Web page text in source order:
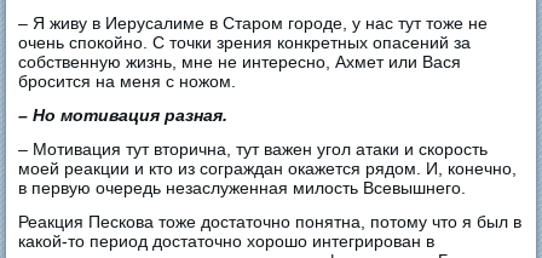
– Я живу в Иерусалиме в Старом городе, у нас тут тоже не
очень спокойно. С точки зрения конкретных опасений за
собственную жизнь, мне не интересно, Ахмет или Вася
бросится на меня с ножом.
– Но мотивация разная.
– Мотивация тут вторична, тут важен угол атаки и скорость
моей реакции и кто из сограждан окажется рядом. И, конечно,
в первую очередь незаслуженная милость Всевышнего.
Реакция Пескова тоже достаточно понятна, потому что я был в
какой-то период достаточно хорошо интегрирован в